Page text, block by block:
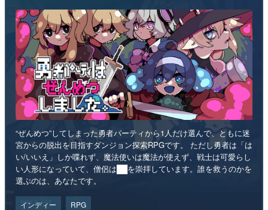
“ぜんめつ”してしまった勇者パーティから1人だけ選んで、ともに迷
宮からの脱出を目指すダンジョン探索RPGです。 ただし勇者は「は
い/いいえ」しか喋れず、魔法使いは魔法が使えず、戦士は可愛らし
い人形になっていて、僧侶は██を崇拝しています。誰を救うのかを
選ぶのは、あなたです。
インディー RPG